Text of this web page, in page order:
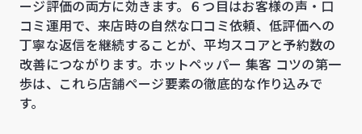
ージ評価の両方に効きます。６つ目はお客様の声・口
コミ運用で、来店時の自然な口コミ依頼、低評価への
丁寧な返信を継続することが、平均スコアと予約数の
改善につながります。ホットペッパー 集客 コツの第一
歩は、これら店舗ページ要素の徹底的な作り込みで
す。